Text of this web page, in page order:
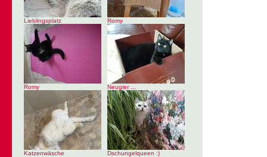
Lieblingsplatz Romy
Romy Neugier ...
Katzenwäsche Dschungelqueen :)